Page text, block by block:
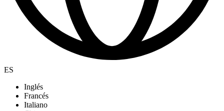
ES
Inglés
Francés
Italiano